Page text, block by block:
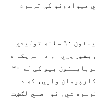
هېوادونو کې ترسره
شمېرې ښيي، د اېپل شرکت د موبایلفون ۹۰ سلنه تولیدي
او د امریکا د
تعرفو د تګلارې له امله د اېپل موبایلفون بیو کې له ۳۰
کارپوهان وايي، که د
شي، نو اصلي لګښت